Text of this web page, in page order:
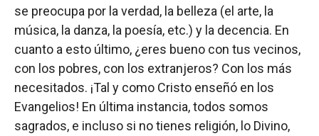
se preocupa por la verdad, la belleza (el arte, la
música, la danza, la poesía, etc.) y la decencia. En
cuanto a esto último, ¿eres bueno con tus vecinos,
con los pobres, con los extranjeros? Con los más
necesitados. ¡Tal y como Cristo enseñó en los
Evangelios! En última instancia, todos somos
sagrados, e incluso si no tienes religión, lo Divino,